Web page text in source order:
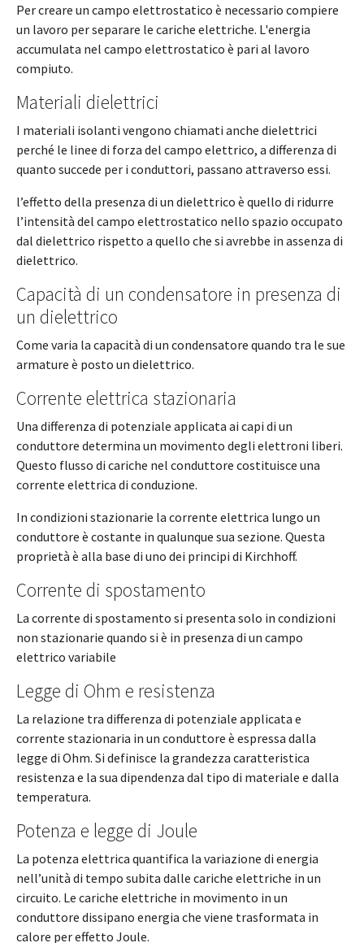
Per creare un campo elettrostatico è necessario compiere
un lavoro per separare le cariche elettriche. L'energia
accumulata nel campo elettrostatico è pari al lavoro
compiuto.
Materiali dielettrici
I materiali isolanti vengono chiamati anche dielettrici
perché le linee di forza del campo elettrico, a differenza di
quanto succede per i conduttori, passano attraverso essi.
l’effetto della presenza di un dielettrico è quello di ridurre
l’intensità del campo elettrostatico nello spazio occupato
dal dielettrico rispetto a quello che si avrebbe in assenza di
dielettrico.
Capacità di un condensatore in presenza di
un dielettrico
Come varia la capacità di un condensatore quando tra le sue
armature è posto un dielettrico.
Corrente elettrica stazionaria
Una differenza di potenziale applicata ai capi di un
conduttore determina un movimento degli elettroni liberi.
Questo flusso di cariche nel conduttore costituisce una
corrente elettrica di conduzione.
In condizioni stazionarie la corrente elettrica lungo un
conduttore è costante in qualunque sua sezione. Questa
proprietà è alla base di uno dei principi di Kirchhoff.
Corrente di spostamento
La corrente di spostamento si presenta solo in condizioni
non stazionarie quando si è in presenza di un campo
elettrico variabile
Legge di Ohm e resistenza
La relazione tra differenza di potenziale applicata e
corrente stazionaria in un conduttore è espressa dalla
legge di Ohm. Si definisce la grandezza caratteristica
resistenza e la sua dipendenza dal tipo di materiale e dalla
temperatura.
Potenza e legge di Joule
La potenza elettrica quantifica la variazione di energia
nell’unità di tempo subita dalle cariche elettriche in un
circuito. Le cariche elettriche in movimento in un
conduttore dissipano energia che viene trasformata in
calore per effetto Joule.